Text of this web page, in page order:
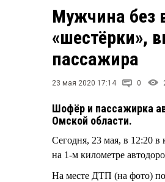
Мужчина без
«шестёрки»,
пассажира
23 мая 2020 17:14 0
Шофёр и пассажирка
Омской области.
Сегодня, 23 мая, в 12:20
на 1-м километре
На месте ДТП (на фото)